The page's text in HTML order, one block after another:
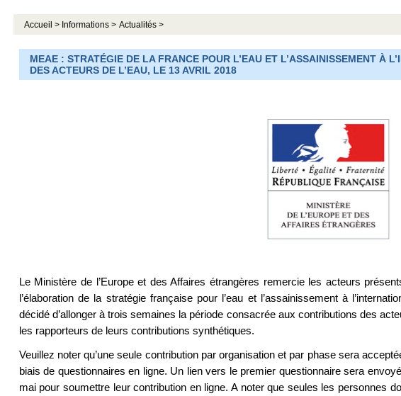
Accueil > Informations > Actualités >
MEAE : STRATÉGIE DE LA FRANCE POUR L’EAU ET L’ASSAINISSEMENT À
DES ACTEURS DE L’EAU, LE 13 AVRIL 2018
Le Ministère de l’Europe et des Affaires étrangères remercie les acteurs
l’élaboration de la stratégie française pour l’eau et l’assainissement à
décidé d’allonger à trois semaines la période consacrée aux contributions des
les rapporteurs de leurs contributions synthétiques.
Veuillez noter qu’une seule contribution par organisation et par phase sera
biais de questionnaires en ligne. Un lien vers le premier questionnaire sera
mai pour soumettre leur contribution en ligne. A noter que seules les personnes